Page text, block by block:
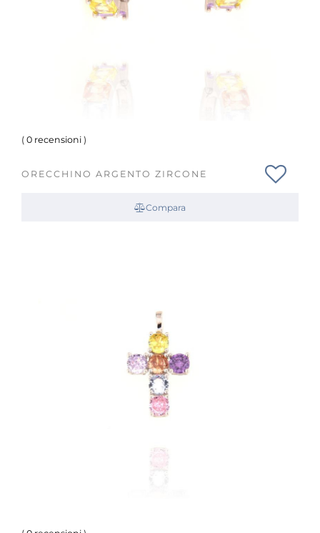
( 0 recensioni )
ORECCHINO ARGENTO ZIRCONE
Compara